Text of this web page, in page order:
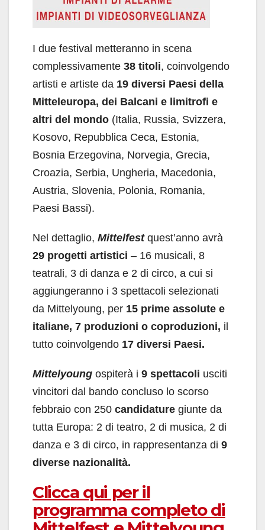
I due festival metteranno in scena
complessivamente 38 titoli, coinvolgendo
artisti e artiste da 19 diversi Paesi della
Mitteleuropa, dei Balcani e limitrofi e
altri del mondo (Italia, Russia, Svizzera,
Kosovo, Repubblica Ceca, Estonia,
Bosnia Erzegovina, Norvegia, Grecia,
Croazia, Serbia, Ungheria, Macedonia,
Austria, Slovenia, Polonia, Romania,
Paesi Bassi).
Nel dettaglio, Mittelfestquest’anno avrà
29 progetti artistici – 16 musicali, 8
teatrali, 3 di danza e 2 di circo, a cui si
aggiungeranno i 3 spettacoli selezionati
da Mittelyoung, per 15 prime assolute e
italiane, 7 produzioni o coproduzioni, il
tutto coinvolgendo 17 diversi Paesi.
Mittelyoung ospiterà i 9 spettacoli usciti
vincitori dal bando concluso lo scorso
febbraio con 250 candidature giunte da
tutta Europa: 2 di teatro, 2 di musica, 2 di
danza e 3 di circo, in rappresentanza di 9
diverse nazionalità.
Clicca qui per il
programma completo di